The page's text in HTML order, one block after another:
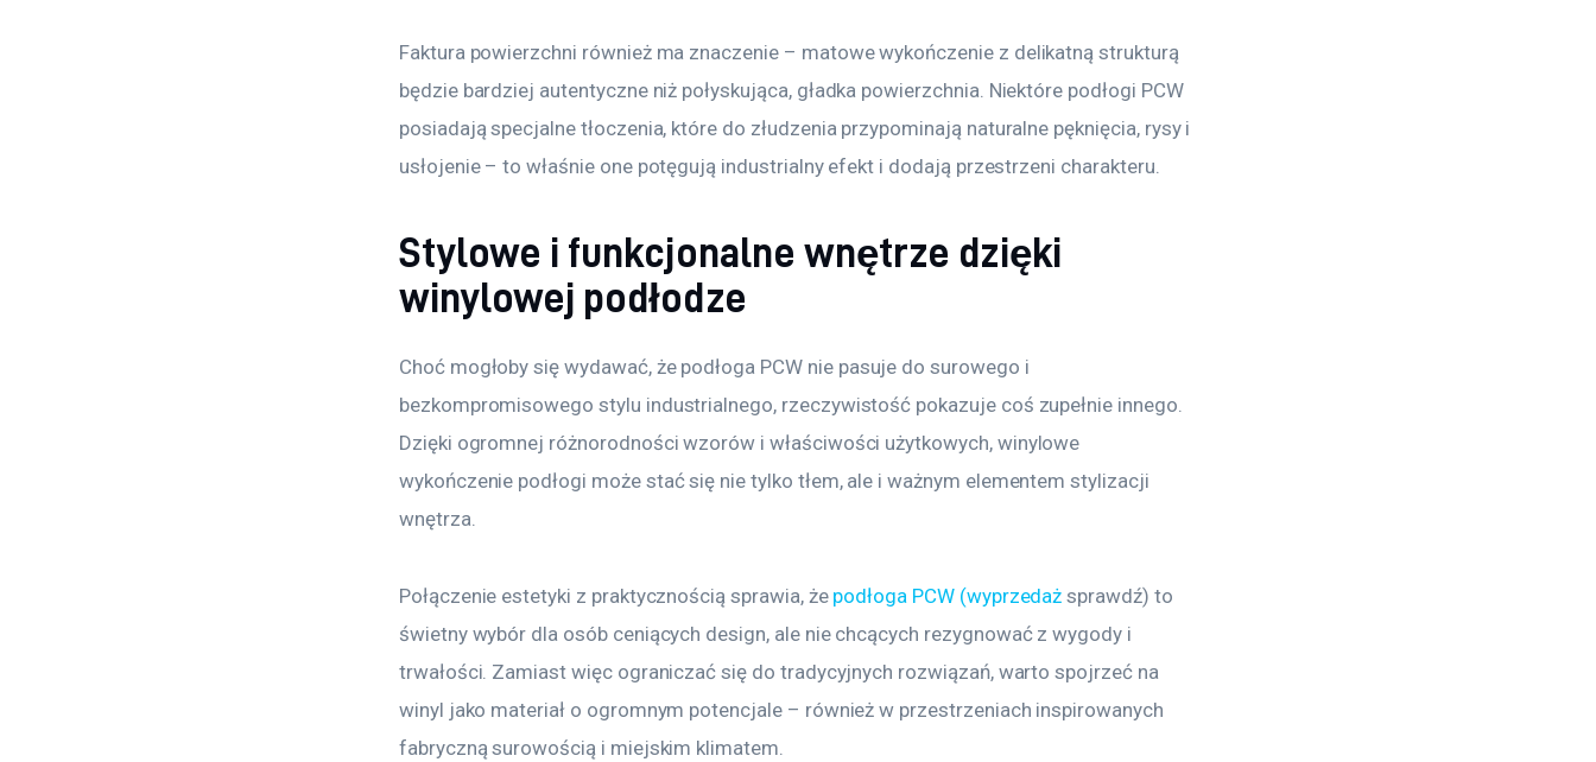
Faktura powierzchni również ma znaczenie – matowe wykończenie z delikatną strukturą
będzie bardziej autentyczne niż połyskująca, gładka powierzchnia. Niektóre podłogi PCW
posiadają specjalne tłoczenia, które do złudzenia przypominają naturalne pęknięcia, rysy i
usłojenie – to właśnie one potęgują industrialny efekt i dodają przestrzeni charakteru.
Stylowe i funkcjonalne wnętrze dzięki
winylowej podłodze
Choć mogłoby się wydawać, że podłoga PCW nie pasuje do surowego i
bezkompromisowego stylu industrialnego, rzeczywistość pokazuje coś zupełnie innego.
Dzięki ogromnej różnorodności wzorów i właściwości użytkowych, winylowe
wykończenie podłogi może stać się nie tylko tłem, ale i ważnym elementem stylizacji
wnętrza.
Połączenie estetyki z praktycznością sprawia, że podłoga PCW (wyprzedaż sprawdź) to
świetny wybór dla osób ceniących design, ale nie chcących rezygnować z wygody i
trwałości. Zamiast więc ograniczać się do tradycyjnych rozwiązań, warto spojrzeć na
winyl jako materiał o ogromnym potencjale – również w przestrzeniach inspirowanych
fabryczną surowością i miejskim klimatem.